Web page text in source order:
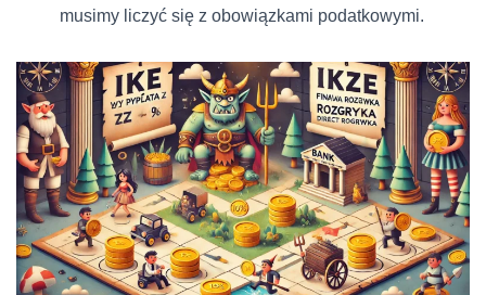
musimy liczyć się z obowiązkami podatkowymi.